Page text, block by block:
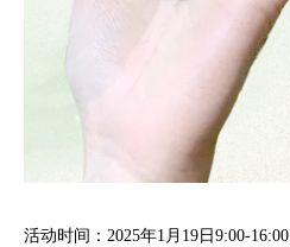
活动时间：2025年1月19日9:00-16:00